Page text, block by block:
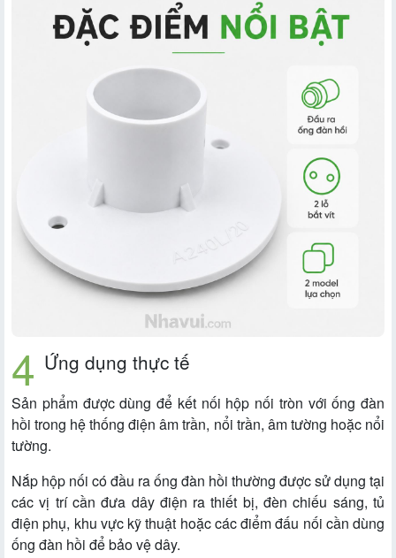
Ứng dụng thực tế
Sản phẩm được dùng để kết nối hộp nối tròn với ống đàn
hồi trong hệ thống điện âm trần, nổi trần, âm tường hoặc nổi
tường.
Nắp hộp nối có đầu ra ống đàn hồi thường được sử dụng tại
các vị trí cần đưa dây điện ra thiết bị, đèn chiếu sáng, tủ
điện phụ, khu vực kỹ thuật hoặc các điểm đấu nối cần dùng
ống đàn hồi để bảo vệ dây.